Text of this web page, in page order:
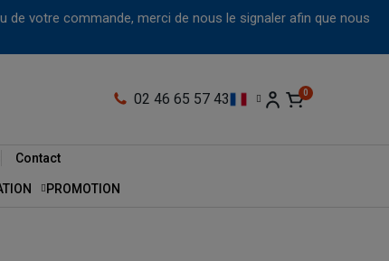
votre commande, merci de nous le signaler afin que nous
02 46 65 57 43
Contact
PROMOTION